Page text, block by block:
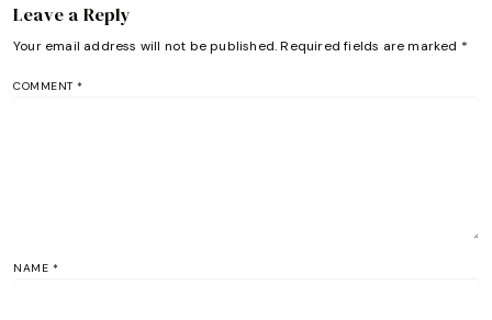
Leave a Reply
Your email address will not be published. Required fields are marked *
COMMENT *
NAME *